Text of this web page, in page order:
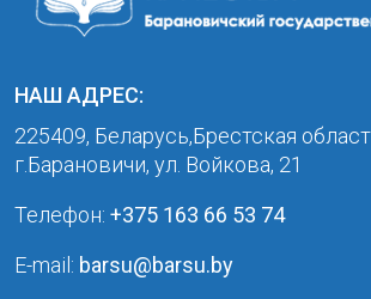
НАШ АДРЕС:
225409, Беларусь,Брестская
г.Барановичи, ул. Войкова, 21
Телефон: +375 163 66 53 74
E-mail: barsu@barsu.by